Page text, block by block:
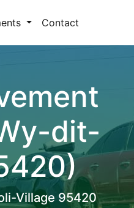
Contact
dit-
Village 95420